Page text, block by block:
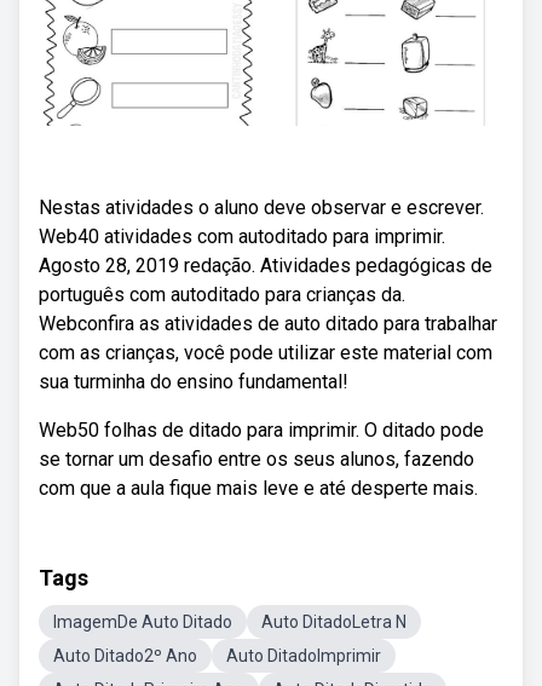
Nestas atividades o aluno deve observar e escrever.
Web40 atividades com autoditado para imprimir.
Agosto 28, 2019 redação. Atividades pedagógicas de
português com autoditado para crianças da.
Webconfira as atividades de auto ditado para trabalhar
com as crianças, você pode utilizar este material com
sua turminha do ensino fundamental!
Web50 folhas de ditado para imprimir. O ditado pode
se tornar um desafio entre os seus alunos, fazendo
com que a aula fique mais leve e até desperte mais.
Tags
ImagemDe Auto Ditado
Auto DitadoLetra N
Auto Ditado2º Ano
Auto DitadoImprimir